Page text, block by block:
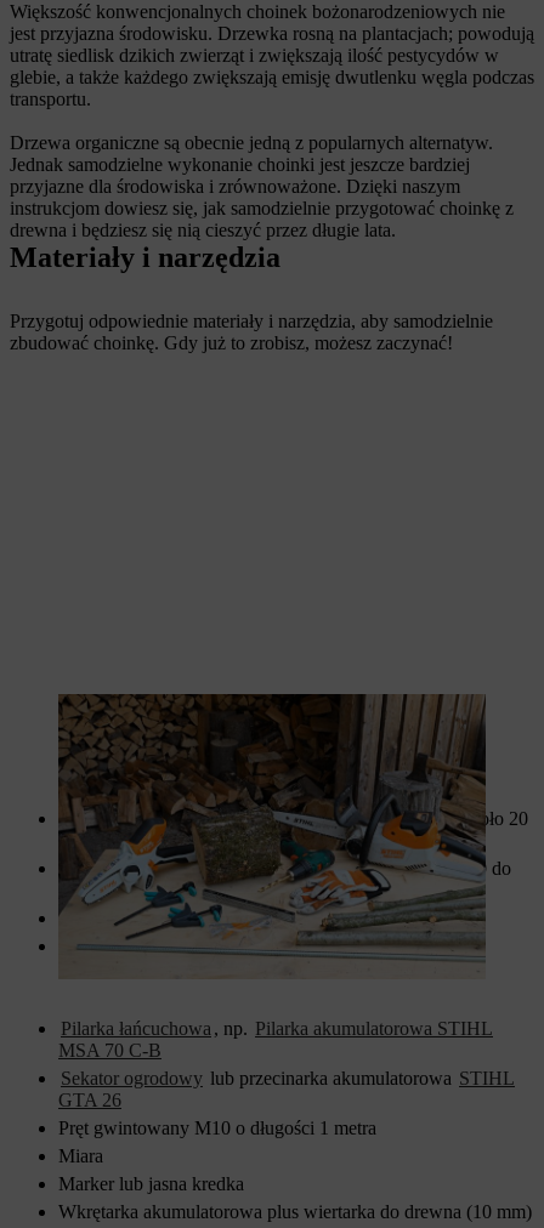
Większość konwencjonalnych choinek bożonarodzeniowych nie
jest przyjazna środowisku. Drzewka rosną na plantacjach; powodują
utratę siedlisk dzikich zwierząt i zwiększają ilość pestycydów w
glebie, a także każdego zwiększają emisję dwutlenku węgla podczas
transportu.
Drzewa organiczne są obecnie jedną z popularnych alternatyw.
Jednak samodzielne wykonanie choinki jest jeszcze bardziej
przyjazne dla środowiska i zrównoważone. Dzięki naszym
instrukcjom dowiesz się, jak samodzielnie przygotować choinkę z
drewna i będziesz się nią cieszyć przez długie lata.
Materiały i narzędzia
Przygotuj odpowiednie materiały i narzędzia, aby samodzielnie
zbudować choinkę. Gdy już to zrobisz, możesz zaczynać!
Dzięki odpowiednim narzędziom będziesz gotowy do rozpoczęcia
pracy.
Pieniek o długości około 25 centymetrów i średnicy około 20
centymetrów
Od 30 do 35 gałązek o różnej długości i średnicy od 2,0 do
2,5 centymetra
Dwa kawałki drewnianej listwy
Cztery śruby
Pilarka łańcuchowa , np. Pilarka akumulatorowa STIHL
MSA 70 C-B
Sekator ogrodowy lub przecinarka akumulatorowa STIHL
GTA 26
Pręt gwintowany M10 o długości 1 metra
Miara
Marker lub jasna kredka
Wkrętarka akumulatorowa plus wiertarka do drewna (10 mm)